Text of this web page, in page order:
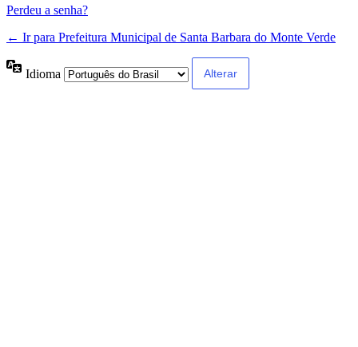
Perdeu a senha?
← Ir para Prefeitura Municipal de Santa Barbara do Monte Verde
Idioma